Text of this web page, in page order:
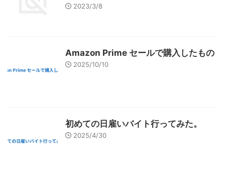
2023/3/8
Amazon Prime セールで購入したもの
2025/10/10
初めての日雇いバイト行ってみた。
2025/4/30